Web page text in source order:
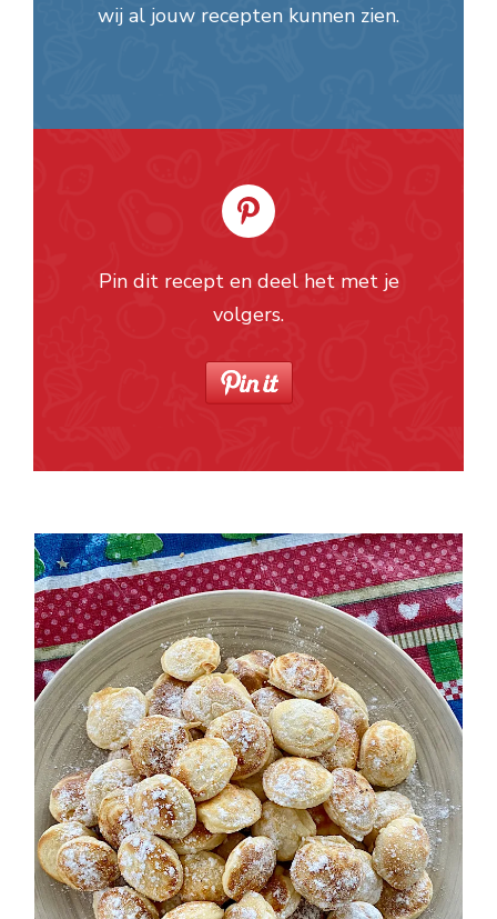
wij al jouw recepten kunnen zien.
Pin dit recept en deel het met je
volgers.